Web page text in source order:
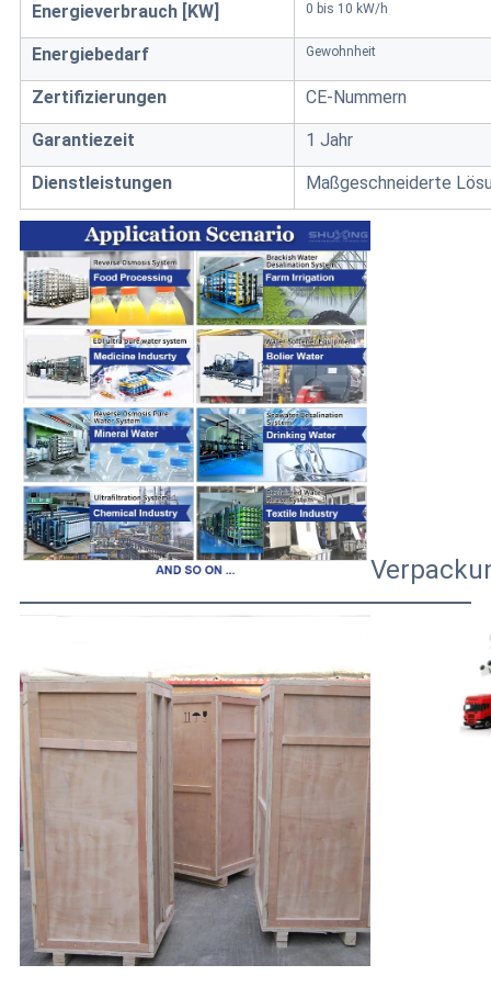
Energieverbrauch [KW] 0 bis 10 kW/h
Energiebedarf Gewohnheit
Zertifizierungen CE-Nummern
Garantiezeit 1 Jahr
Dienstleistungen Maßgeschneiderte